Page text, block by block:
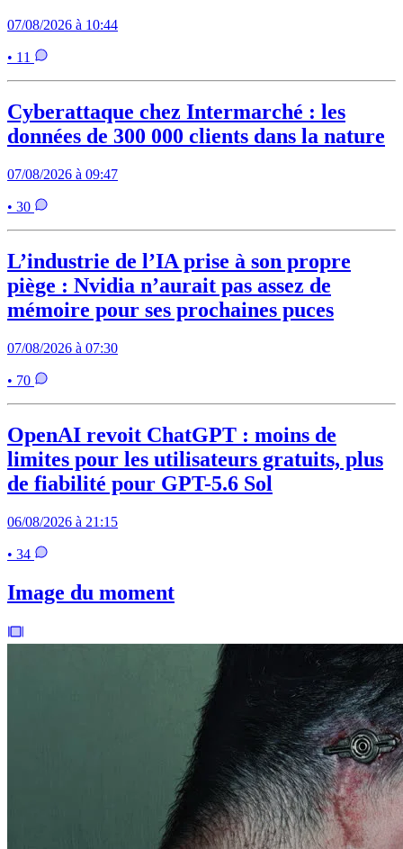
07/08/2026 à 10:44
• 11
Cyberattaque chez Intermarché : les
données de 300 000 clients dans la nature
07/08/2026 à 09:47
• 30
L’industrie de l’IA prise à son propre
piège : Nvidia n’aurait pas assez de
mémoire pour ses prochaines puces
07/08/2026 à 07:30
• 70
OpenAI revoit ChatGPT : moins de
limites pour les utilisateurs gratuits, plus
de fiabilité pour GPT-5.6 Sol
06/08/2026 à 21:15
• 34
Image du moment